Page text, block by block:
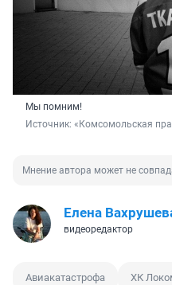
Мы помним!
Источник: «Комсомольская
Мнение автора может не
Елена
видеоредактор
Авиакатастрофа ХК